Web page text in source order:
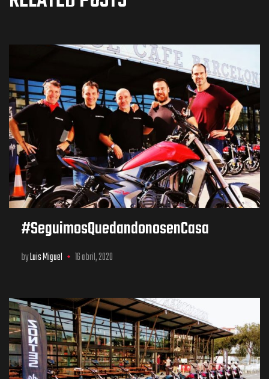
#SeguimosQuedandonosenCasa
byLuis Miguel 16 abril, 2020